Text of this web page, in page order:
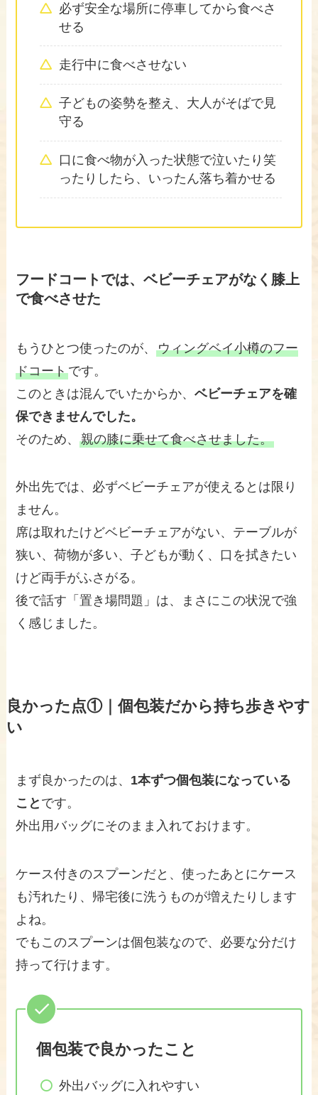
必ず安全な場所に停車してから食べさ
せる
走行中に食べさせない
子どもの姿勢を整え、大人がそばで見
守る
口に食べ物が入った状態で泣いたり笑
ったりしたら、いったん落ち着かせる
フードコートでは、ベビーチェアがなく膝上
で食べさせた
もうひとつ使ったのが、ウィングベイ小樽のフー
ドコートです。
このときは混んでいたからか、ベビーチェアを確
保できませんでした。
そのため、親の膝に乗せて食べさせました。
外出先では、必ずベビーチェアが使えるとは限り
ません。
席は取れたけどベビーチェアがない、テーブルが
狭い、荷物が多い、子どもが動く、口を拭きたい
けど両手がふさがる。
後で話す「置き場問題」は、まさにこの状況で強
く感じました。
良かった点①｜個包装だから持ち歩きやす
い
まず良かったのは、 1本ずつ個包装になっている
こと です。
外出用バッグにそのまま入れておけます。
ケース付きのスプーンだと、使ったあとにケース
も汚れたり、帰宅後に洗うものが増えたりします
よね。
でもこのスプーンは個包装なので、必要な分だけ
持って行けます。
個包装で良かったこと
外出バッグに入れやすい